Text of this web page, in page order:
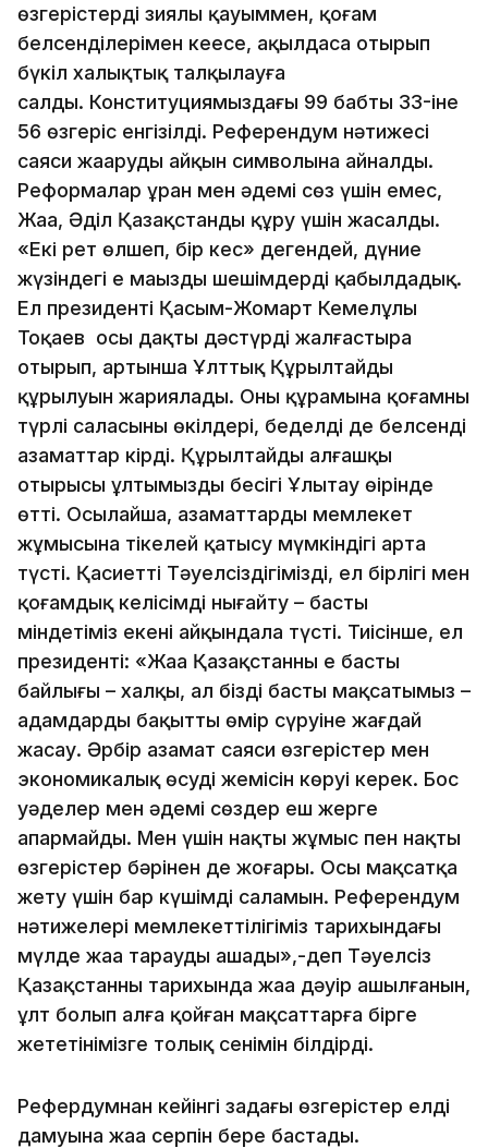
өзгерістерді зиялы қауыммен, қоғам
белсенділерімен кеңесе, ақылдаса отырып
бүкіл халықтық талқылауға
салды. Конституциямыздағы 99 бабтың 33-іне
56 өзгеріс енгізілді. Референдум нәтижесі
саяси жаңарудың айқын символына айналды.
Реформалар ұран мен әдемі сөз үшін емес,
Жаңа, Әділ Қазақстанды құру үшін жасалды.
«Екі рет өлшеп, бір кес» дегендей, дүние
жүзіндегі ең маңызды шешімдерді қабылдадық.
Ел президенті Қасым-Жомарт Кемелұлы
Тоқаев осы даңқты дәстүрді жалғастыра
отырып, артынша Ұлттық Құрылтайдың
құрылуын жариялады. Оның құрамына қоғамның
түрлі саласының өкілдері, беделді де белсенді
азаматтар кірді. Құрылтайдың алғашқы
отырысы ұлтымыздың бесігі Ұлытау өңірінде
өтті. Осылайша, азаматтардың мемлекет
жұмысына тікелей қатысу мүмкіндігі арта
түсті. Қасиетті Тәуелсіздігімізді, ел бірлігі мен
қоғамдық келісімді нығайту – басты
міндетіміз екені айқындала түсті. Тиісінше, ел
президенті: «Жаңа Қазақстанның ең басты
байлығы – халқы, ал біздің басты мақсатымыз –
адамдардың бақытты өмір сүруіне жағдай
жасау. Әрбір азамат саяси өзгерістер мен
экономикалық өсудің жемісін көруі керек. Бос
уәделер мен әдемі сөздер еш жерге
апармайды. Мен үшін нақты жұмыс пен нақты
өзгерістер бәрінен де жоғары. Осы мақсатқа
жету үшін бар күшімді саламын. Референдум
нәтижелері мемлекеттілігіміз тарихындағы
мүлде жаңа тарауды ашады»,-деп Тәуелсіз
Қазақстанның тарихында жаңа дәуір ашылғанын,
ұлт болып алға қойған мақсаттарға бірге
жететінімізге толық сенімін білдірді.
Рефердумнан кейінгі заңдағы өзгерістер елдің
дамуына жаңа серпін бере бастады.